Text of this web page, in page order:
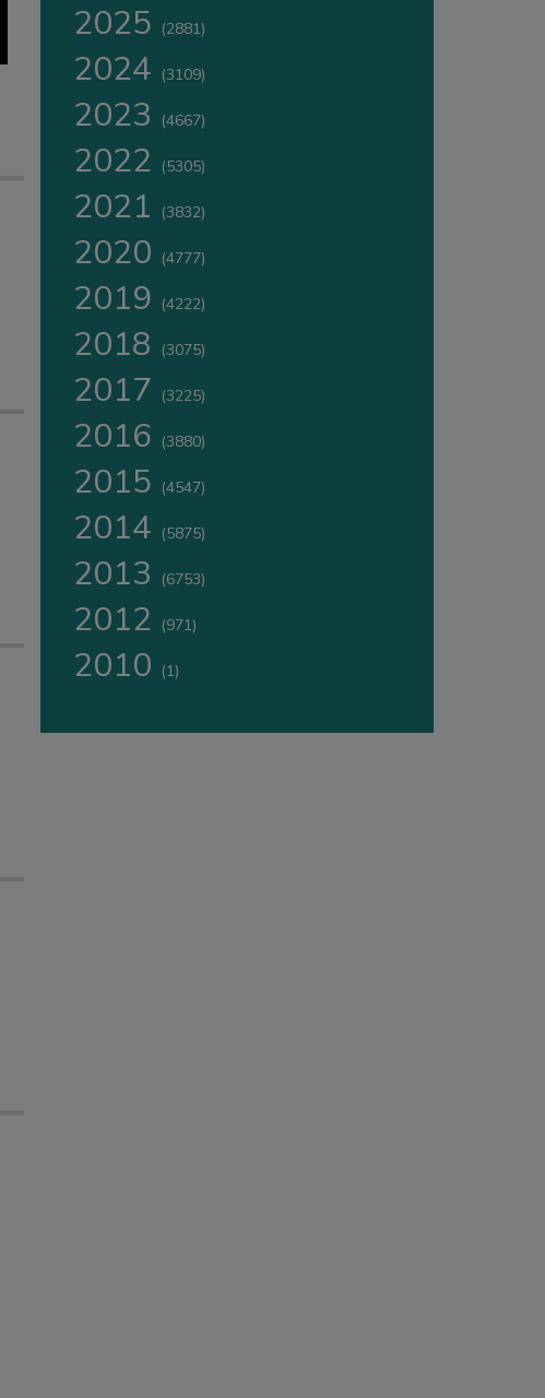
2025 (2881)
2024 (3109)
2023 (4667)
2022 (5305)
2021 (3832)
2020 (4777)
2019 (4222)
2018 (3075)
2017 (3225)
2016 (3880)
2015 (4547)
2014 (5875)
2013 (6753)
2012 (971)
2010 (1)